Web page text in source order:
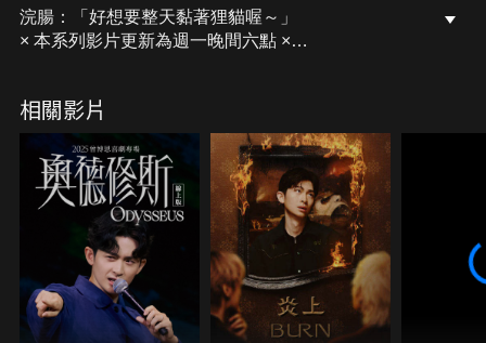
浣腸：「好想要整天黏著狸貓喔～」
× 本系列影片更新為週一晚間六點 ×
-
第七本年度著作《等我回家的你》
台灣（瑪瑪商行）：https://reurl.cc/Kxxa5n
（瑪瑪商行 獨家贈送「後宮出遊趣插畫明信片一張，
隨機出貨不挑款」其他通路沒有贈送喔～）
港澳地區：https://reurl.cc/8yygV7
馬新地區：https://reurl.cc/bzzGvr
【近期活動】
相關影片